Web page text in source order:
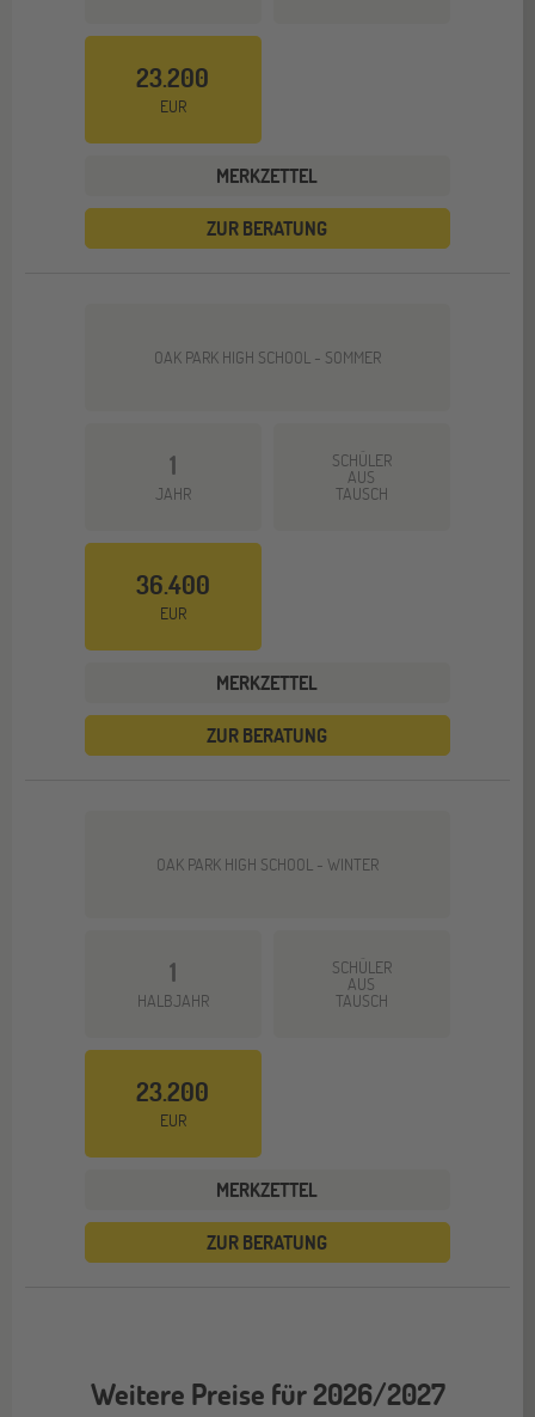
23.200
EUR
MERKZETTEL
ZUR BERATUNG
OAK PARK HIGH SCHOOL - SOMMER
1
JAHR
SCHÜLER
AUS
TAUSCH
36.400
EUR
MERKZETTEL
ZUR BERATUNG
OAK PARK HIGH SCHOOL - WINTER
1
HALBJAHR
SCHÜLER
AUS
TAUSCH
23.200
EUR
MERKZETTEL
ZUR BERATUNG
Weitere Preise für 2026/2027